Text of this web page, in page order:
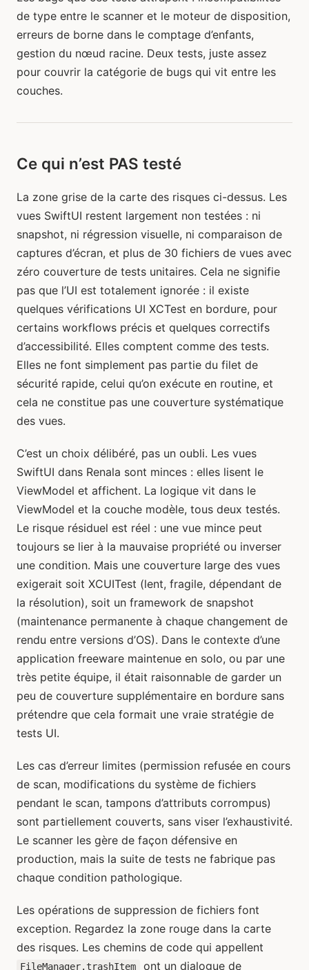
de type entre le scanner et le moteur de disposition,
erreurs de borne dans le comptage d’enfants,
gestion du nœud racine. Deux tests, juste assez
pour couvrir la catégorie de bugs qui vit entre les
couches.
Ce qui n’est PAS testé
La zone grise de la carte des risques ci-dessus. Les
vues SwiftUI restent largement non testées : ni
snapshot, ni régression visuelle, ni comparaison de
captures d’écran, et plus de 30 fichiers de vues avec
zéro couverture de tests unitaires. Cela ne signifie
pas que l’UI est totalement ignorée : il existe
quelques vérifications UI XCTest en bordure, pour
certains workflows précis et quelques correctifs
d’accessibilité. Elles comptent comme des tests.
Elles ne font simplement pas partie du filet de
sécurité rapide, celui qu’on exécute en routine, et
cela ne constitue pas une couverture systématique
des vues.
C’est un choix délibéré, pas un oubli. Les vues
SwiftUI dans Renala sont minces : elles lisent le
ViewModel et affichent. La logique vit dans le
ViewModel et la couche modèle, tous deux testés.
Le risque résiduel est réel : une vue mince peut
toujours se lier à la mauvaise propriété ou inverser
une condition. Mais une couverture large des vues
exigerait soit XCUITest (lent, fragile, dépendant de
la résolution), soit un framework de snapshot
(maintenance permanente à chaque changement de
rendu entre versions d’OS). Dans le contexte d’une
application freeware maintenue en solo, ou par une
très petite équipe, il était raisonnable de garder un
peu de couverture supplémentaire en bordure sans
prétendre que cela formait une vraie stratégie de
tests UI.
Les cas d’erreur limites (permission refusée en cours
de scan, modifications du système de fichiers
pendant le scan, tampons d’attributs corrompus)
sont partiellement couverts, sans viser l’exhaustivité.
Le scanner les gère de façon défensive en
production, mais la suite de tests ne fabrique pas
chaque condition pathologique.
Les opérations de suppression de fichiers font
exception. Regardez la zone rouge dans la carte
des risques. Les chemins de code qui appellent
FileManager.trashItem ont un dialogue de